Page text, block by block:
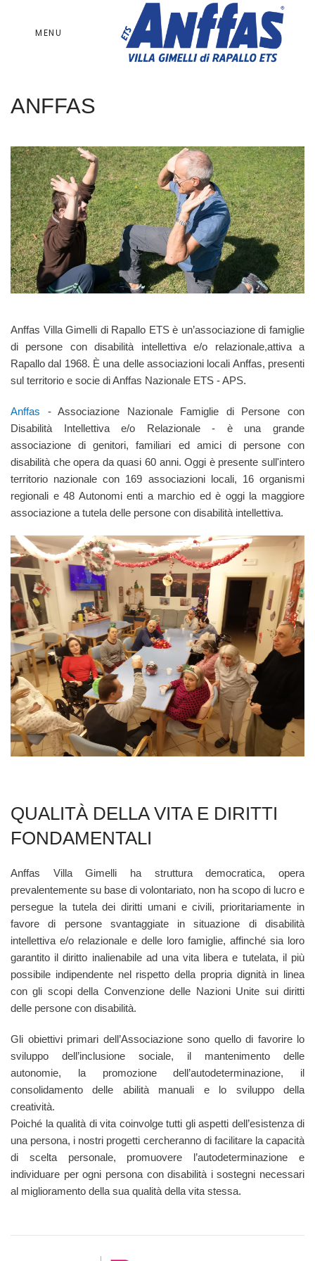
MENU
ANFFAS
Anffas Villa Gimelli di Rapallo ETS è un’associazione di famiglie
di persone con disabilità intellettiva e/o relazionale,attiva a
Rapallo dal 1968. È una delle associazioni locali Anffas, presenti
sul territorio e socie di Anffas Nazionale ETS - APS.
Anffas - Associazione Nazionale Famiglie di Persone con
Disabilità Intellettiva e/o Relazionale - è una grande
associazione di genitori, familiari ed amici di persone con
disabilità che opera da quasi 60 anni. Oggi è presente sull'intero
territorio nazionale con 169 associazioni locali, 16 organismi
regionali e 48 Autonomi enti a marchio ed è oggi la maggiore
associazione a tutela delle persone con disabilità intellettiva.
QUALITÀ DELLA VITA E DIRITTI
FONDAMENTALI
Anffas Villa Gimelli ha struttura democratica, opera
prevalentemente su base di volontariato, non ha scopo di lucro e
persegue la tutela dei diritti umani e civili, prioritariamente in
favore di persone svantaggiate in situazione di disabilità
intellettiva e/o relazionale e delle loro famiglie, affinché sia loro
garantito il diritto inalienabile ad una vita libera e tutelata, il più
possibile indipendente nel rispetto della propria dignità in linea
con gli scopi della Convenzione delle Nazioni Unite sui diritti
delle persone con disabilità.
Gli obiettivi primari dell’Associazione sono quello di favorire lo
sviluppo dell’inclusione sociale, il mantenimento delle
autonomie, la promozione dell’autodeterminazione, il
consolidamento delle abilità manuali e lo sviluppo della
creatività.
Poiché la qualità di vita coinvolge tutti gli aspetti dell’esistenza di
una persona, i nostri progetti cercheranno di facilitare la capacità
di scelta personale, promuovere l’autodeterminazione e
individuare per ogni persona con disabilità i sostegni necessari
al miglioramento della sua qualità della vita stessa.